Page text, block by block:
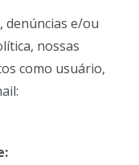
denúncias e/ou
nossas
como usuário,